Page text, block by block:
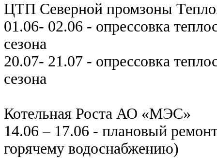
ЦТП Северной промзоны
01.06- 02.06 - опрессовка
сезона
20.07- 21.07 - опрессовка
сезона
Котельная Роста АО «МЭС»
14.06 – 17.06 - плановый
горячему водоснабжению)